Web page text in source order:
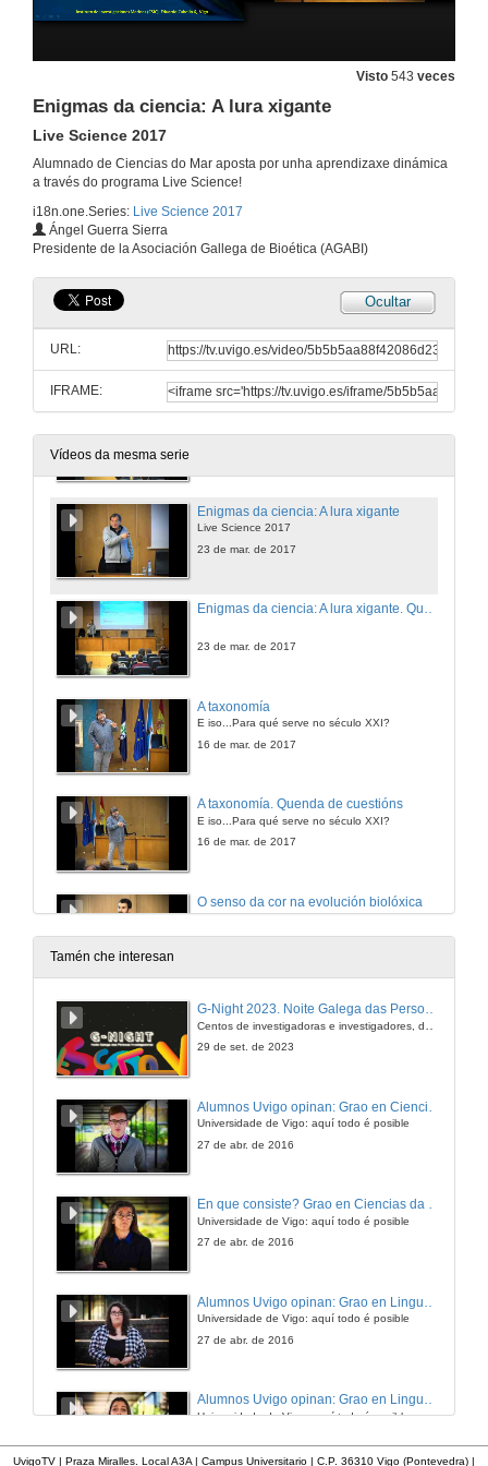
Visto 543 veces
Enigmas da ciencia: A lura xigante
Live Science 2017
Alumnado de Ciencias do Mar aposta por unha aprendizaxe dinámica
a través do programa Live Science!
i18n.one.Series: Live Science 2017
Ángel Guerra Sierra
Presidente de la Asociación Gallega de Bioética (AGABI)
Ocultar
URL:
IFRAME:
Vídeos da mesma serie
6 de abr. de 2017
6 de abr. de 2017
30 de mar. de 2017
Segredos da ría de Vigo.
Live Science 2017
30 de mar. de 2017
Enigmas da ciencia: A lura xigante. Presentación de Ángel Guerra Sierra
Enigmas da ciencia: A lura xigante
Live Science 2017
23 de mar. de 2017
Enigmas da ciencia: A lura xigante. Quenda de cuestións
23 de mar. de 2017
A taxonomía
E iso...Para qué serve no século XXI?
16 de mar. de 2017
A taxonomía. Quenda de cuestións
E iso...Para qué serve no século XXI?
16 de mar. de 2017
O senso da cor na evolución biolóxica
Live Science 2017
9 de mar. de 2017
Live Science 2017
Intervención de Mariano Lastra
Intervención de Jesús López
Tamén che interesan
G-Night 2023. Noite Galega das Persoas Investigadoras. Conciencias creativas
29 de set. de 2023
Universidade de Vigo: aquí todo é posible
27 de abr. de 2016
En que consiste? Grao en Ciencias da Linguaxe e Estudos Literarios
Universidade de Vigo: aquí todo é posible
27 de abr. de 2016
Universidade de Vigo: aquí todo é posible
27 de abr. de 2016
Alumnos Uvigo opinan: Grao en Linguas Estranxeiras
Universidade de Vigo: aquí todo é posible
UvigoTV | Praza Miralles. Local A3A | Campus Universitario | C.P. 36310 Vigo (Pontevedra) |